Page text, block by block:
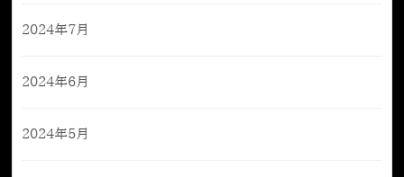
2024年7月
2024年6月
2024年5月